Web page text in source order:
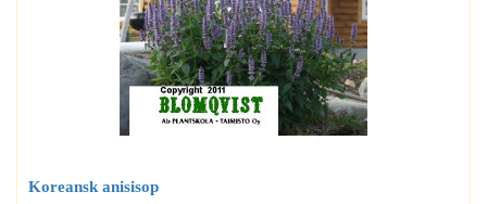
Koreansk anisisop